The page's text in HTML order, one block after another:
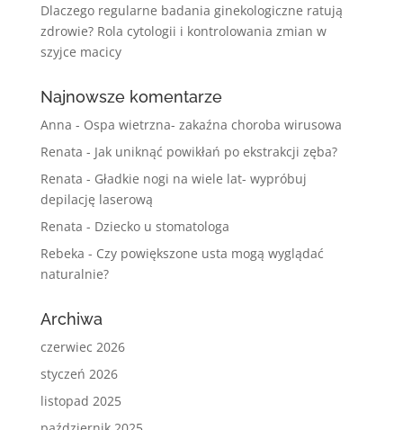
Dlaczego regularne badania ginekologiczne ratują
zdrowie? Rola cytologii i kontrolowania zmian w
szyjce macicy
Najnowsze komentarze
Anna - Ospa wietrzna- zakaźna choroba wirusowa
Renata - Jak uniknąć powikłań po ekstrakcji zęba?
Renata - Gładkie nogi na wiele lat- wypróbuj
depilację laserową
Renata - Dziecko u stomatologa
Rebeka - Czy powiększone usta mogą wyglądać
naturalnie?
Archiwa
czerwiec 2026
styczeń 2026
listopad 2025